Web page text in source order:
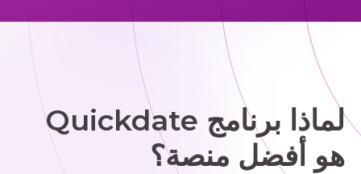
لماذا برنامج Quickdate
هو أفضل منصة؟